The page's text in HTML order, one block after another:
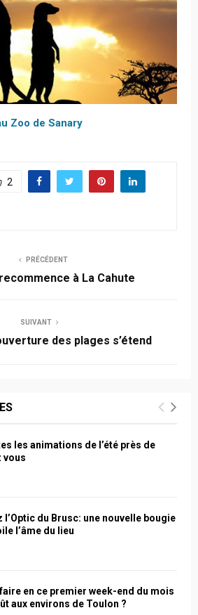
Zoo de Sanary
2
PRÉCÉDENT
à La Cahute
SUIVANT
des plages s’étend
les animations de l’été près de
vous
l’Optic du Brusc: une nouvelle bougie
l’âme du lieu
en ce premier week-end du mois
aux environs de Toulon ?